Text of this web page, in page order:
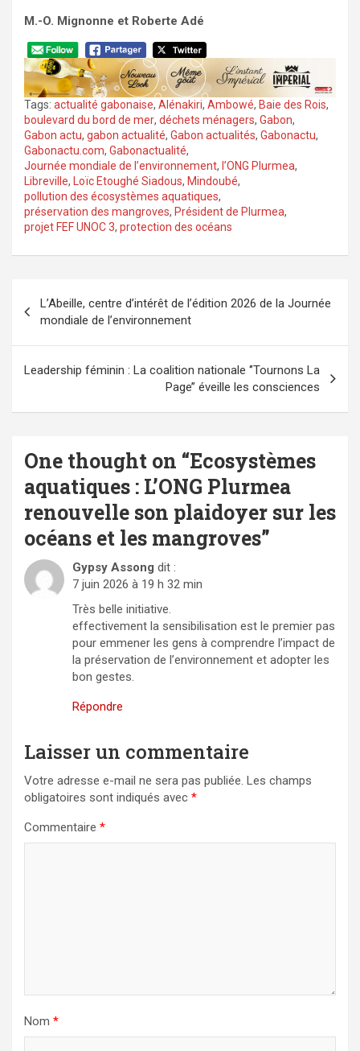
M.-O. Mignonne et Roberte Adé
Tags: actualité gabonaise, Alénakiri, Ambowé, Baie des Rois,
boulevard du bord de mer, déchets ménagers, Gabon,
Gabon actu, gabon actualité, Gabon actualités, Gabonactu,
Gabonactu.com, Gabonactualité,
Journée mondiale de l’environnement, l’ONG Plurmea,
Libreville, Loïc Etoughé Siadous, Mindoubé,
pollution des écosystèmes aquatiques,
préservation des mangroves, Président de Plurmea,
projet FEF UNOC 3, protection des océans
de
l’article
L’Abeille, centre d’intérêt de l’édition 2026 de la Journée
mondiale de l’environnement
Leadership féminin : La coalition nationale ‘’Tournons La
Page’’ éveille les consciences
One thought on “Ecosystèmes
aquatiques : L’ONG Plurmea
renouvelle son plaidoyer sur les
océans et les mangroves”
Gypsy Assong dit :
7 juin 2026 à 19 h 32 min
Très belle initiative.
effectivement la sensibilisation est le premier pas
pour emmener les gens à comprendre l’impact de
la préservation de l’environnement et adopter les
bon gestes.
Répondre
Laisser un commentaire
Votre adresse e-mail ne sera pas publiée. Les champs
obligatoires sont indiqués avec *
Commentaire *
Nom *